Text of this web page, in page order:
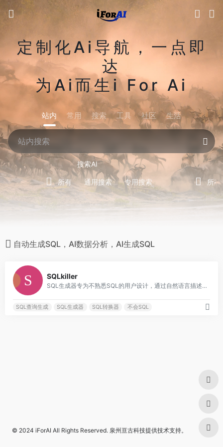
定制化Ai导航，一点即
达
为Ai而生i For Ai
站内 常用 搜索 工具 社区 生活
搜索AI
所有 通用搜索 专用搜索 所有
自动生成SQL，AI数据分析，AI生成SQL
SQLkiller
SQL生成器专为不熟悉SQL的用户设计，通过自然语言描述即可轻松生成SQL代码。我们的工具支持各种数据库类型，提供准确、高效的数据提取解决方案。无论你是数据分析新手还是专业人士，都可以借助我们的SQL生成器节省时间，提高生产力。立即免费尝试！
SQL查询生成 SQL生成器 SQL转换器 不会SQL
© 2024 iForAI All Rights Reserved. 泉州亘古科技提供技术支持。